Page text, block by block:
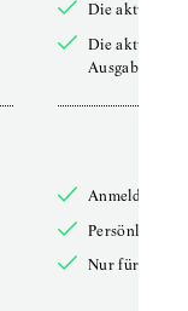
Die aktuelle
Die aktuelle
Ausgabe
Anmelden
Persönliche
Nur für